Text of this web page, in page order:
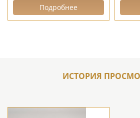
Подробнее
ИСТОРИЯ